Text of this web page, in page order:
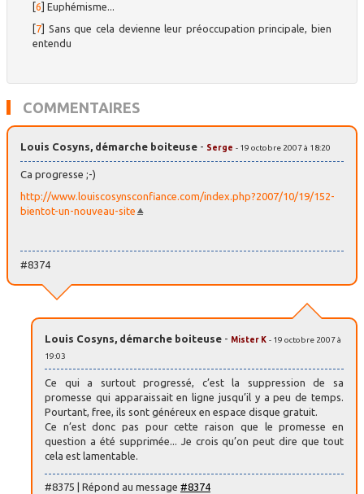
[6 ]Euphémisme...
7
Sans que cela devienne leur préoccupation principale, bien
entendu
COMMENTAIRES
Louis Cosyns, démarche boiteuse - Serge - 19 octobre 2007 à 18:20
Ca progresse ;-)
http://www.louiscosynsconfiance.com/index.php?2007/10/19/152-
bientot-un-nouveau-site
#8374
Louis Cosyns, démarche boiteuse - Mister K - 19 octobre 2007 à
19:03
Ce qui a surtout progressé, c’est la suppression de sa
promesse qui apparaissait en ligne jusqu’il y a peu de temps.
Pourtant, free, ils sont généreux en espace disque gratuit.
Ce n’est donc pas pour cette raison que le promesse en
question a été supprimée... Je crois qu’on peut dire que tout
cela est lamentable.
#8375 | Répond au message #8374